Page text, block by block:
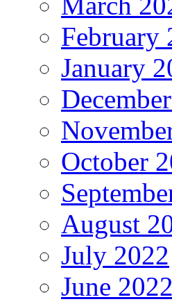
February
January
October
August
July 2022
June 2022